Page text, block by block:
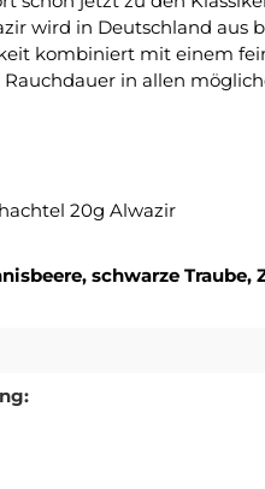
wird in Deutschland aus
kombiniert mit einem
in allen
20g Alwazir
schwarze Traube,